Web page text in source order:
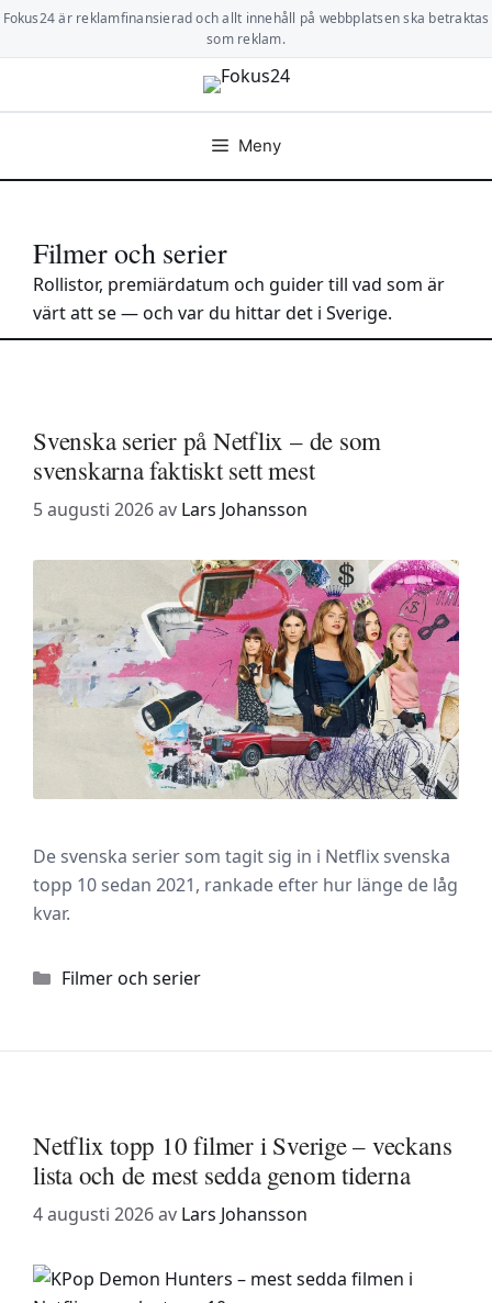
Hoppa
Fokus24 är reklamfinansierad och allt innehåll på webbplatsen ska betraktas
som reklam.
Meny
Filmer och serier
Rollistor, premiärdatum och guider till vad som är
värt att se — och var du hittar det i Sverige.
Svenska serier på Netflix – de som
svenskarna faktiskt sett mest
5 augusti 2026av Lars Johansson
De svenska serier som tagit sig in i Netflix svenska
topp 10 sedan 2021, rankade efter hur länge de låg
kvar.
Kategorier
Filmer och serier
Netflix topp 10 filmer i Sverige – veckans
lista och de mest sedda genom tiderna
4 augusti 2026av Lars Johansson